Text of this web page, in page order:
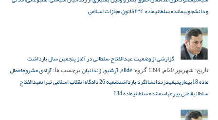
و دانشجوییمائده سلطانیماده ۱۳۴ قانون مجازات اسلامی
گزارشی از وضعیت عبدالفتاح سلطانی در آغاز پنجمین سال بازداشت
تاریخ: شهریور 20ام, 1394 گروه: slide
, آرشیو, زندانیان برچسب ها: آزادی مشروطاعمال
ماده 18 بیماریتبعیدزندانسالگرد بازداشتشعبه 26 دادگاه انقلاب اسلامی تهران
عبدالفتاح
سلطانیقاضی پیرعباسمائده سلطانیماده 134